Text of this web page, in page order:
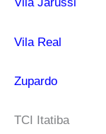
Vila Jarussi
Vila Real
Zupardo
TCI Itatiba